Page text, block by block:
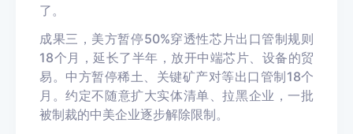
了。
成果三，美方暂停50%穿透性芯片出口管制规则
18个月，延长了半年，放开中端芯片、设备的贸
易。中方暂停稀土、关键矿产对等出口管制18个
月。约定不随意扩大实体清单、拉黑企业，一批
被制裁的中美企业逐步解除限制。